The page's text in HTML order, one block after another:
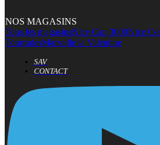
NOS MAGASINS
Tous les magasinsNice Cap 3000Nice
TourradesMarseille la Valentine
SAV
CONTACT